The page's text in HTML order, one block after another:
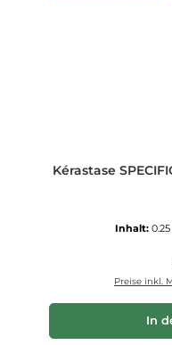
Kérastase
Inhalt:
Preise inkl.
In